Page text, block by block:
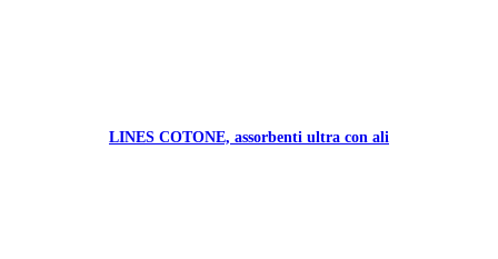
LINES COTONE, assorbenti ultra con ali